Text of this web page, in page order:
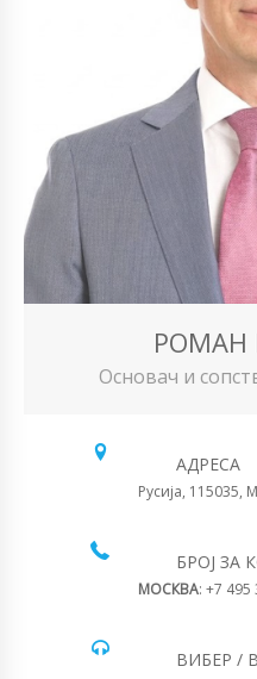
РОМАН
Основач и
АДРЕСА
Русија, 115035,
БРОЈ ЗА
МОСКВА: +7 495
ВИБЕР /